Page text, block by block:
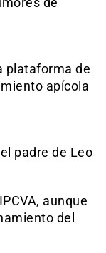
de
plataforma de
apícola
padre de Leo
aunque
del